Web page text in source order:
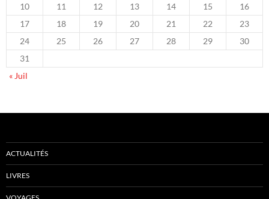
10
11 12 13 14 15
16
17
18 19 20 21 22
23
24
25 26 27 28 29
30
31
« Juil
ACTUALITÉS
LIVRES